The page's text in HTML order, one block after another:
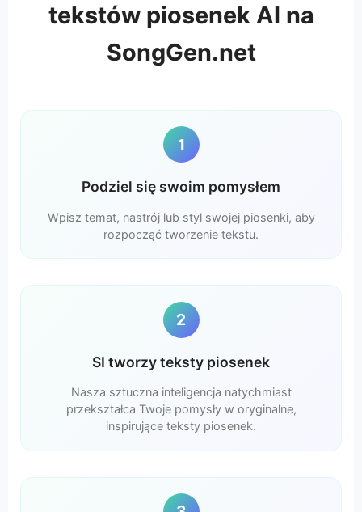
tekstów piosenek AI na
SongGen.net
1
Podziel się swoim pomysłem
Wpisz temat, nastrój lub styl swojej piosenki, aby
rozpocząć tworzenie tekstu.
2
SI tworzy teksty piosenek
Nasza sztuczna inteligencja natychmiast
przekształca Twoje pomysły w oryginalne,
inspirujące teksty piosenek.